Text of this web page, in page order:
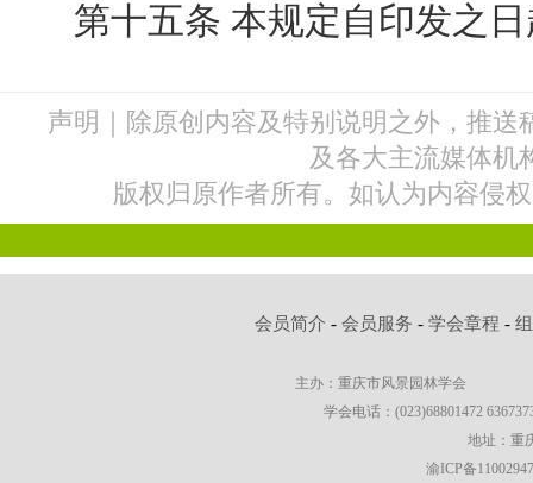
第十五条 本规定自印发之
声明｜除原创内容及特别说明之外，推送
及各大主流媒体机
版权归原作者所有。如认为内容侵
会员简介 -会员服务 -学会章程 -
主办：重庆市风景园林学会
学会电话：(023)68801472
地址：重
渝ICP备